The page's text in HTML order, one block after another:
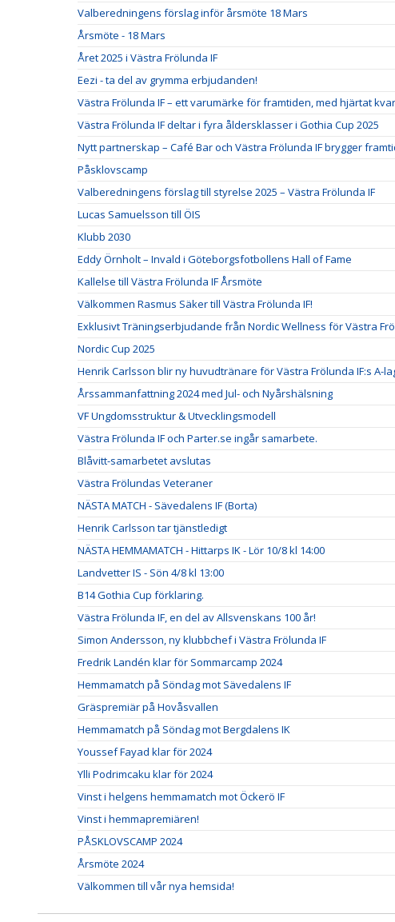
Valberedningens förslag inför årsmöte 18 Mars
Årsmöte - 18 Mars
Året 2025 i Västra Frölunda IF
Eezi - ta del av grymma erbjudanden!
Västra Frölunda IF – ett varumärke för framtiden, med hjärtat
Västra Frölunda IF deltar i fyra åldersklasser i Gothia Cup 2025
Nytt partnerskap – Café Bar och Västra Frölunda IF brygger
Påsklovscamp
Valberedningens förslag till styrelse 2025 – Västra Frölunda IF
Lucas Samuelsson till ÖIS
Klubb 2030
Eddy Örnholt – Invald i Göteborgsfotbollens Hall of Fame
Kallelse till Västra Frölunda IF Årsmöte
Välkommen Rasmus Säker till Västra Frölunda IF!
Exklusivt Träningserbjudande från Nordic Wellness för Västra
Nordic Cup 2025
Henrik Carlsson blir ny huvudtränare för Västra Frölunda IF:s A-
Årssammanfattning 2024 med Jul- och Nyårshälsning
VF Ungdomsstruktur & Utvecklingsmodell
Västra Frölunda IF och Parter.se ingår samarbete.
Blåvitt-samarbetet avslutas
Västra Frölundas Veteraner
NÄSTA MATCH - Sävedalens IF (Borta)
Henrik Carlsson tar tjänstledigt
NÄSTA HEMMAMATCH - Hittarps IK - Lör 10/8 kl 14:00
Landvetter IS - Sön 4/8 kl 13:00
B14 Gothia Cup förklaring.
Västra Frölunda IF, en del av Allsvenskans 100 år!
Simon Andersson, ny klubbchef i Västra Frölunda IF
Fredrik Landén klar för Sommarcamp 2024
Hemmamatch på Söndag mot Sävedalens IF
Gräspremiär på Hovåsvallen
Hemmamatch på Söndag mot Bergdalens IK
Youssef Fayad klar för 2024
Ylli Podrimcaku klar för 2024
Vinst i helgens hemmamatch mot Öckerö IF
Vinst i hemmapremiären!
PÅSKLOVSCAMP 2024
Årsmöte 2024
Välkommen till vår nya hemsida!